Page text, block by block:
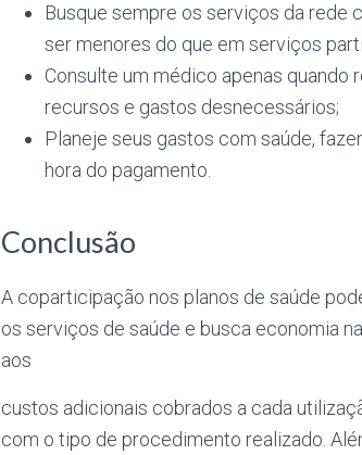
Busque sempre os serviços da rede
ser menores do que em serviços
Consulte um médico apenas
recursos e gastos desnecessários;
Planeje seus gastos com saúde,
hora do pagamento.
Conclusão
A coparticipação nos planos de saúde
os serviços de saúde e busca economia
aos
custos adicionais cobrados a cada
com o tipo de procedimento realizado.